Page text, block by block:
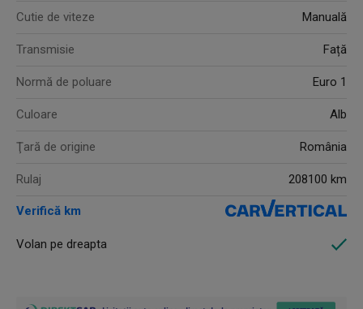
Cutie de viteze Manuală
Transmisie Față
Normă de poluare Euro 1
Culoare Alb
Ţară de origine România
Rulaj 208100 km
Verifică km
Volan pe dreapta